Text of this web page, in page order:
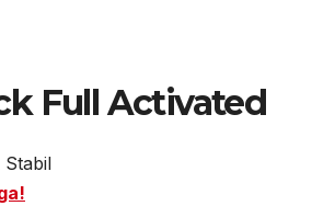
Full Activated
Stabil